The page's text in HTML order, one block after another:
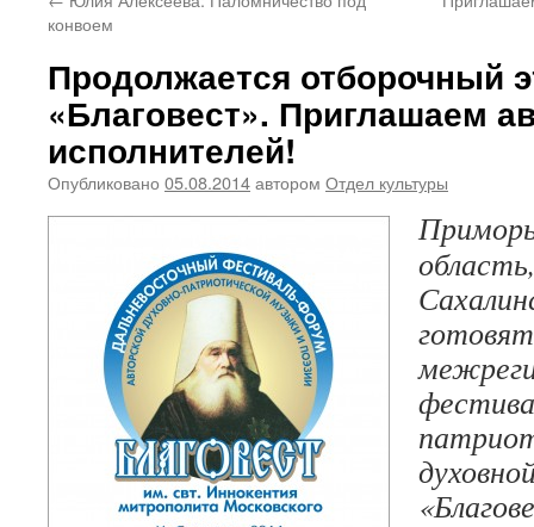
конвоем
Продолжается отборочный
«Благовест». Приглашаем
исполнителей!
Опубликовано 05.08.2014автором Отдел культуры